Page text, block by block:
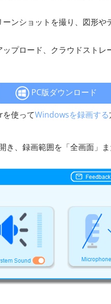
ンショットを撮り、図形や
プロード、クラウドストレ
PC版ダウンロード
使ってWindowsを録画する
、録画範囲を「全画面」ま